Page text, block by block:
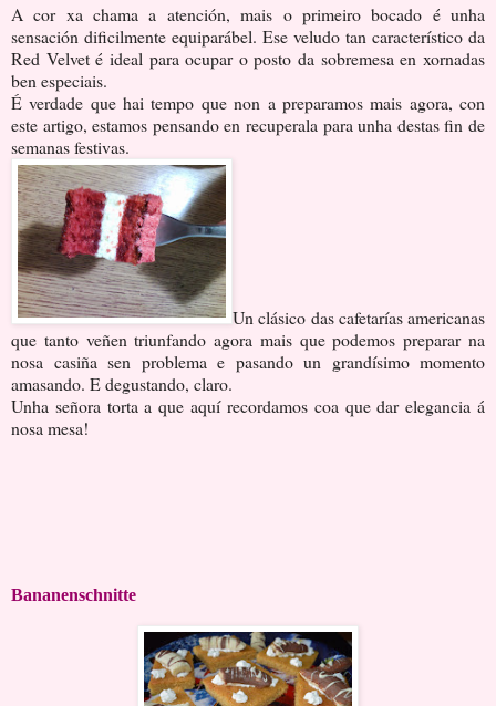
A cor xa chama a atención, mais o primeiro bocado é unha
sensación dificilmente equiparábel. Ese veludo tan característico da
Red Velvet é ideal para ocupar o posto da sobremesa en xornadas
ben especiais.
É verdade que hai tempo que non a preparamos mais agora, con
este artigo, estamos pensando en recuperala para unha destas fin de
semanas festivas.
Un clásico das cafetarías americanas
que tanto veñen triunfando agora mais que podemos preparar na
nosa casiña sen problema e pasando un grandísimo momento
amasando. E degustando, claro.
Unha señora torta a que aquí recordamos coa que dar elegancia á
nosa mesa!
Bananenschnitte